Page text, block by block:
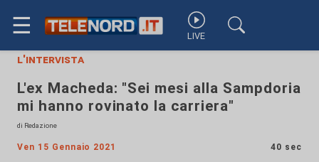
☰ LIVE
l'intervista
L'ex Macheda: "Sei mesi alla Sampdoria
mi hanno rovinato la carriera"
di Redazione
Ven 15 Gennaio 2021 40 sec